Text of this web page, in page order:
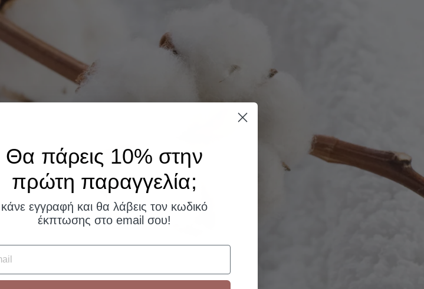
Θα πάρεις 10% στην
πρώτη παραγγελία;​
κάνε εγγραφή και θα λάβεις τον κωδικό
έκπτωσης στο email σου!